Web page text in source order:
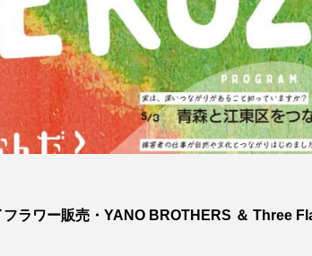
ラワー販売・YANO BROTHERS ＆ Three
お知らせ
ユニバーサル食堂ｘバンド水戸黄門（8
4日）